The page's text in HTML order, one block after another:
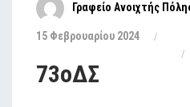
Γραφείο Ανοιχτής
15 Φεβρουαρίου 2024
73οΔΣ